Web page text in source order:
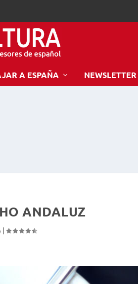
A ESPAÑA NEWSLETTER
ANDALUZ
|